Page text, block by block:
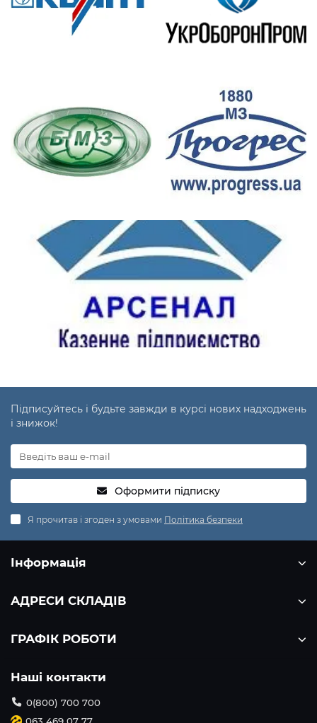
Підписуйтесь і будьте завжди в курсі нових надходжень
і знижок!
Оформити підписку
Я прочитав і згоден з умовами Політика безпеки
Інформація
АДРЕСИ СКЛАДІВ
ГРАФІК РОБОТИ
Наші контакти
0(800) 700 700
063 469 07 77